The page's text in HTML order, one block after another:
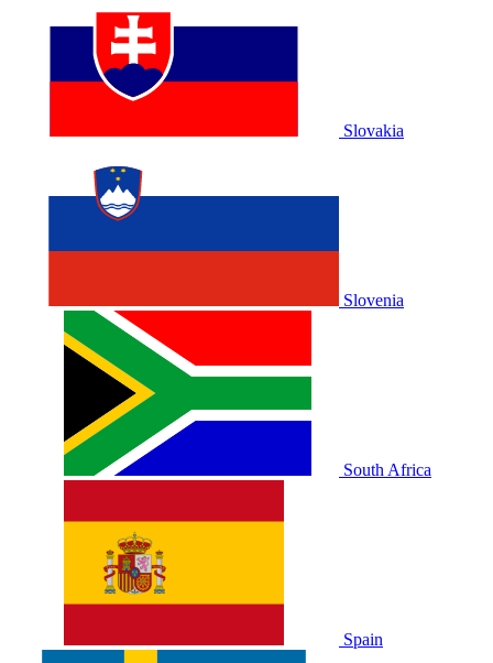
Slovakia
Slovenia
South Africa
Spain